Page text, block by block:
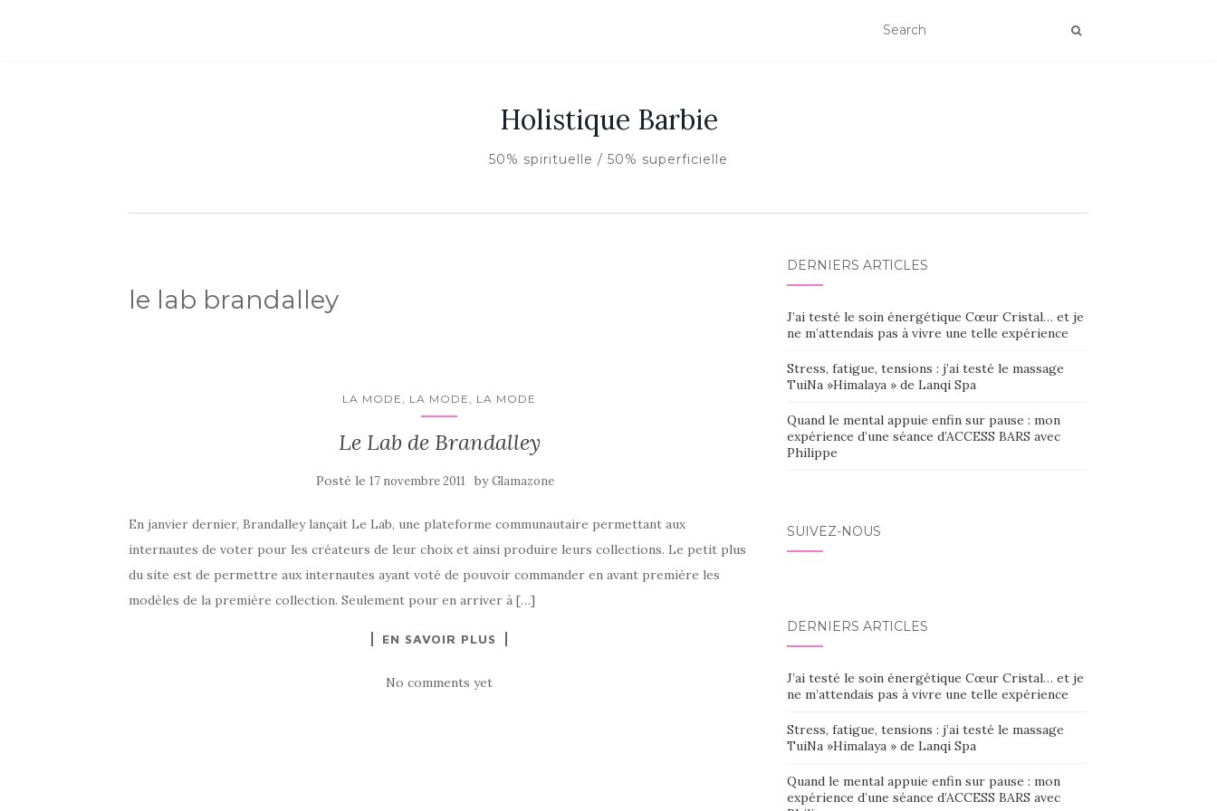
Holistique Barbie
50% spirituelle / 50% superficielle
le lab brandalley
LA MODE, LA MODE, LA MODE
Le Lab de Brandalley
Posté le 17 novembre 2011 byGlamazone
En janvier dernier, Brandalley lançait Le Lab, une plateforme communautaire permettant aux
internautes de voter pour les créateurs de leur choix et ainsi produire leurs collections. Le petit plus
du site est de permettre aux internautes ayant voté de pouvoir commander en avant première les
modèles de la première collection. Seulement pour en arriver à […]
EN SAVOIR PLUS
No comments yet
DERNIERS ARTICLES
J’ai testé le soin énergétique Cœur Cristal… et je
ne m’attendais pas à vivre une telle expérience
Stress, fatigue, tensions : j’ai testé le massage
TuiNa »Himalaya » de Lanqi Spa
Quand le mental appuie enfin sur pause : mon
expérience d’une séance d’ACCESS BARS avec
Philippe
SUIVEZ-NOUS
DERNIERS ARTICLES
J’ai testé le soin énergétique Cœur Cristal… et je
ne m’attendais pas à vivre une telle expérience
Stress, fatigue, tensions : j’ai testé le massage
TuiNa »Himalaya » de Lanqi Spa
Quand le mental appuie enfin sur pause : mon
expérience d’une séance d’ACCESS BARS avec